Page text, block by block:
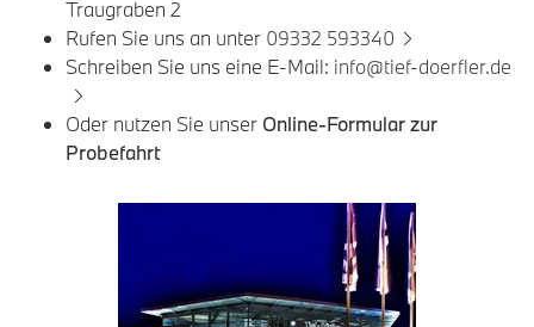
Traugraben 2
Rufen Sie uns an unter 09332 593340
Schreiben Sie uns eine E-Mail: info@tief-doerfler.de
Oder nutzen Sie unser Online-Formular zur
Probefahrt